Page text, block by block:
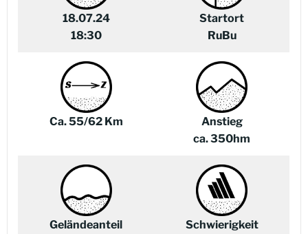
18.07.24
18:30
Startort
RuBu
Ca. 55/62 Km
Anstieg
ca. 350hm
Geländeanteil
Schwierigkeit